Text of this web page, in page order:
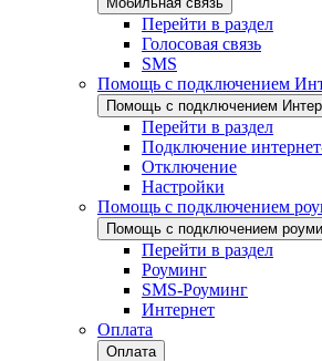
Перейти в раздел
Голосовая связь
SMS
Помощь с подключением
Помощь с подключением
Перейти в раздел
Подключение
Отключение
Настройки
Помощь с подключением
Помощь с подключением
Перейти в раздел
Роуминг
SMS-Роуминг
Интернет
Оплата
Оплата